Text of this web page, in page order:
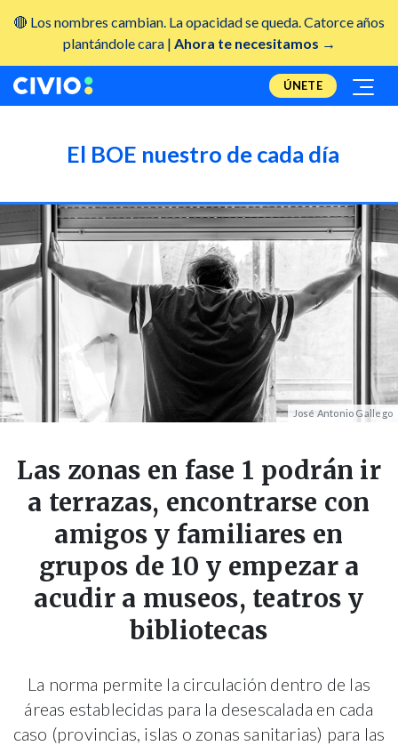
🔴 Los nombres cambian. La opacidad se queda. Catorce años
plantándole cara | Ahora te necesitamos →
ÚNETE
El BOE nuestro de cada día
José Antonio Gallego
Las zonas en fase 1 podrán ir
a terrazas, encontrarse con
amigos y familiares en
grupos de 10 y empezar a
acudir a museos, teatros y
bibliotecas
La norma permite la circulación dentro de las
áreas establecidas para la desescalada en cada
caso (provincias, islas o zonas sanitarias) para las